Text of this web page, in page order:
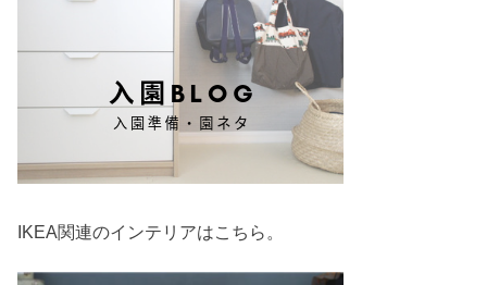
IKEA関連のインテリアはこちら。